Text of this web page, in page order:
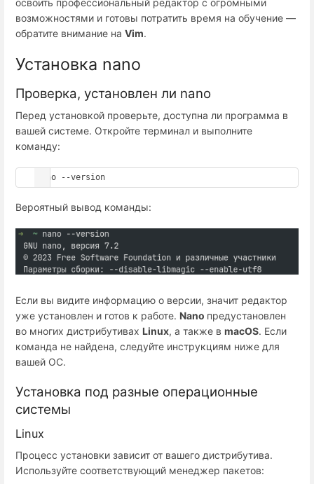
освоить профессиональный редактор с огромными
возможностями и готовы потратить время на обучение —
обратите внимание на Vim.
Установка nano
Проверка, установлен ли nano
Перед установкой проверьте, доступна ли программа в
вашей системе. Откройте терминал и выполните
команду:
nano --version
Вероятный вывод команды:
Если вы видите информацию о версии, значит редактор
уже установлен и готов к работе. Nano предустановлен
во многих дистрибутивах Linux, а также в macOS. Если
команда не найдена, следуйте инструкциям ниже для
вашей ОС.
Установка под разные операционные
системы
Linux
Процесс установки зависит от вашего дистрибутива.
Используйте соответствующий менеджер пакетов: